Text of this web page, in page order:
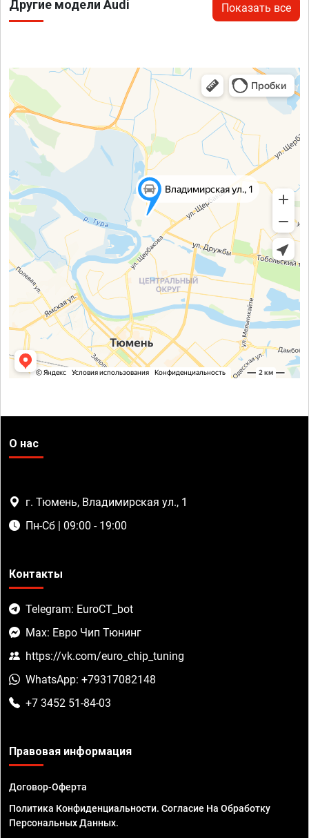
Другие модели Audi Показать все
О нас
г. Тюмень, Владимирская ул., 1
Пн-Сб | 09:00 - 19:00
Контакты
Telegram: EuroCT_bot
Max: Евро Чип Тюнинг
https://vk.com/euro_chip_tuning
WhatsApp: +79317082148
+7 3452 51-84-03
Правовая информация
Договор-Оферта
Политика Конфиденциальности. Согласие На Обработку
Персональных Данных.